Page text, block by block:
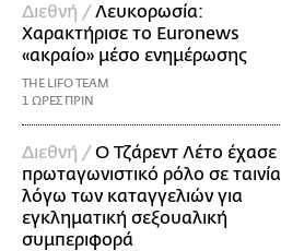
Διεθνή /Λευκορωσία:
Χαρακτήρισε το Euronews
«ακραίο» μέσο ενημέρωσης
THE LIFO TEAM
1 ΩΡΕΣ ΠΡΙΝ
Διεθνή /Ο Τζάρεντ Λέτο έχασε
πρωταγωνιστικό ρόλο σε ταινία
λόγω των καταγγελιών για
εγκληματική σεξουαλική
συμπεριφορά